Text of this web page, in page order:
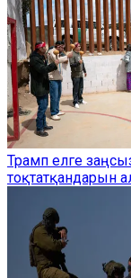
Трамп елге
тоқтатқандарын